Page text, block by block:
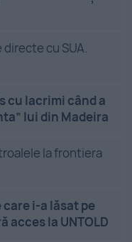
cu SUA.
cu lacrimi când a
lui din Madeira
la frontiera
i-a lăsat pe
acces la UNTOLD